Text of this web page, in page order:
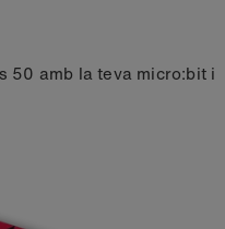
50 amb la teva micro:bit i